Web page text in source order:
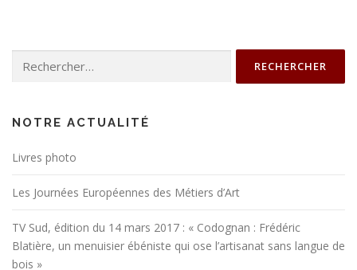
n
e
s
r
t
NOTRE ACTUALITÉ
Livres photo
Les Journées Européennes des Métiers d’Art
TV Sud, édition du 14 mars 2017 : « Codognan : Frédéric
Blatière, un menuisier ébéniste qui ose l’artisanat sans langue de
bois »